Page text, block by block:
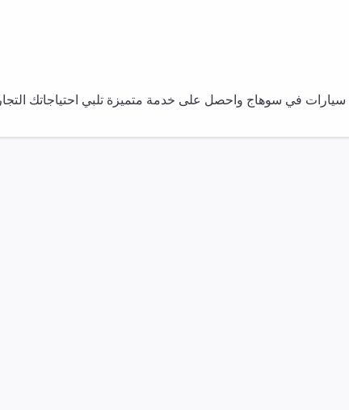
سيارات في سوهاج واحصل على خدمة متميزة تلبي احتياجاتك